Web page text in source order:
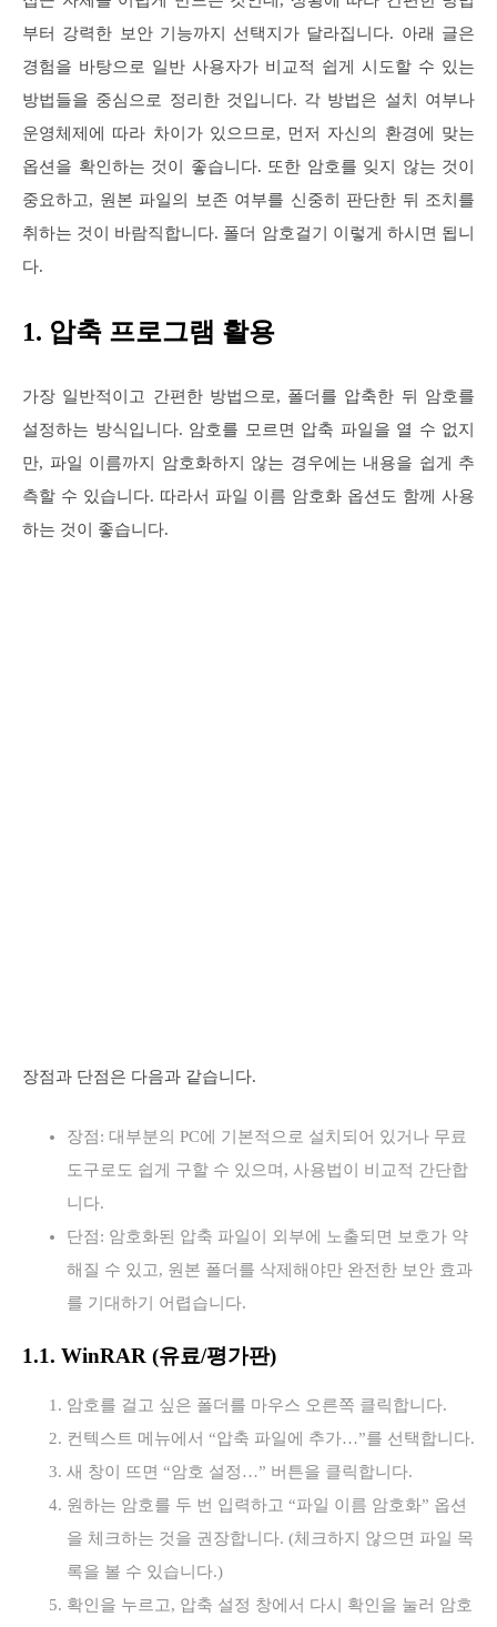
부터 강력한 보안 기능까지 선택지가 달라집니다. 아래 글은
경험을 바탕으로 일반 사용자가 비교적 쉽게 시도할 수 있는
방법들을 중심으로 정리한 것입니다. 각 방법은 설치 여부나
운영체제에 따라 차이가 있으므로, 먼저 자신의 환경에 맞는
옵션을 확인하는 것이 좋습니다. 또한 암호를 잊지 않는 것이
중요하고, 원본 파일의 보존 여부를 신중히 판단한 뒤 조치를
취하는 것이 바람직합니다. 폴더 암호걸기 이렇게 하시면 됩니
다.
1. 압축 프로그램 활용
가장 일반적이고 간편한 방법으로, 폴더를 압축한 뒤 암호를
설정하는 방식입니다. 암호를 모르면 압축 파일을 열 수 없지
만, 파일 이름까지 암호화하지 않는 경우에는 내용을 쉽게 추
측할 수 있습니다. 따라서 파일 이름 암호화 옵션도 함께 사용
하는 것이 좋습니다.
장점과 단점은 다음과 같습니다.
장점: 대부분의 PC에 기본적으로 설치되어 있거나 무료
도구로도 쉽게 구할 수 있으며, 사용법이 비교적 간단합
니다.
단점: 암호화된 압축 파일이 외부에 노출되면 보호가 약
해질 수 있고, 원본 폴더를 삭제해야만 완전한 보안 효과
를 기대하기 어렵습니다.
1.1. WinRAR (유료/평가판)
암호를 걸고 싶은 폴더를 마우스 오른쪽 클릭합니다.
컨텍스트 메뉴에서 “압축 파일에 추가…”를 선택합니다.
새 창이 뜨면 “암호 설정…” 버튼을 클릭합니다.
원하는 암호를 두 번 입력하고 “파일 이름 암호화” 옵션
을 체크하는 것을 권장합니다. (체크하지 않으면 파일 목
록을 볼 수 있습니다.)
확인을 누르고, 압축 설정 창에서 다시 확인을 눌러 암호